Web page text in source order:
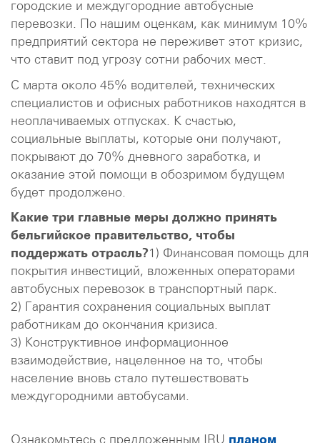
городские и междугородние автобусные
перевозки. По нашим оценкам, как минимум 10%
предприятий сектора не переживет этот кризис,
что ставит под угрозу сотни рабочих мест.
С марта около 45% водителей, технических
специалистов и офисных работников находятся в
неоплачиваемых отпусках. К счастью,
социальные выплаты, которые они получают,
покрывают до 70% дневного заработка, и
оказание этой помощи в обозримом будущем
будет продолжено.
Какие три главные меры должно принять
бельгийское правительство, чтобы
поддержать отрасль?1) Финансовая помощь для
покрытия инвестиций, вложенных операторами
автобусных перевозок в транспортный парк.
2) Гарантия сохранения социальных выплат
работникам до окончания кризиса.
3) Конструктивное информационное
взаимодействие, нацеленное на то, чтобы
население вновь стало путешествовать
междугородними автобусами.
Ознакомьтесь с предложенным IRU планом